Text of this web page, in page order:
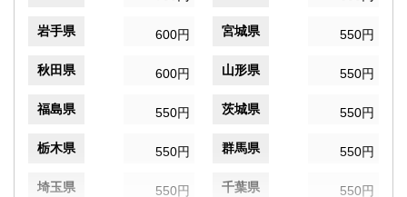
岩手県 600円 宮城県 550円
秋田県 600円 山形県 550円
福島県 550円 茨城県 550円
栃木県 550円 群馬県 550円
埼玉県 550円 千葉県 550円